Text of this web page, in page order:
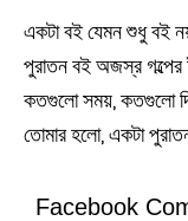
একটা বই যেমন শুধু বই
পুরাতন বই অজস্র গল্পের
কতগুলো সময়, কতগুলো
তোমার হলো, একটা
Facebook